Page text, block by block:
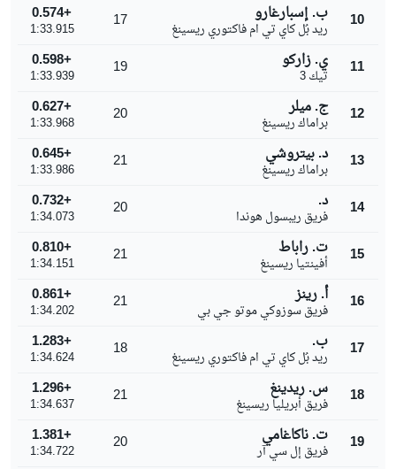
10 ب. إسبارغارو
ريد بُل كاي تي ام فاكتوري ريسينغ 17
+0.574
1:33.915
11 ي. زاركو
تيك 3 19
+0.598
1:33.939
12 ج. ميلر
براماك ريسينغ 20
+0.627
1:33.968
13 د. بيتروشي
براماك ريسينغ 21
+0.645
1:33.986
14 د.
فريق ريبسول هوندا 20
+0.732
1:34.073
15 ت. راباط
أفينتيا ريسينغ 21
+0.810
1:34.151
16 أ. رينز
فريق سوزوكي موتو جي بي 21
+0.861
1:34.202
17 ب.
ريد بُل كاي تي ام فاكتوري ريسينغ 18
+1.283
1:34.624
18 س. ريدينغ
فريق أبريليا ريسينغ 21
+1.296
1:34.637
19 ت. ناكاغامي
فريق إل سي آر 20
+1.381
1:34.722